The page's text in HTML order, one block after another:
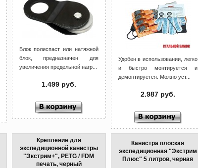
Блок полиспаст или натяжной
блок, предназначен для
увеличения предельной нагр...
1.499 руб.
Удобен в использовании, легко
и быстро монтируется и
демонтируется. Можно уст...
2.987 руб.
Крепление для
экспедиционной канистры
"Экстрим+", PETG / FDM
печать, черный
Канистра плоская
экспедиционная "Экстрим
Плюс" 5 литров, черная